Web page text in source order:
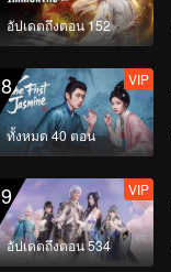
อัปเดตถึงตอน 152
8
ทั้งหมด 40 ตอน
VIP
9
อัปเดตถึงตอน 534
VIP